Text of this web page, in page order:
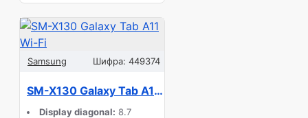
Samsung Шифра: 449374
SM-X130 Galaxy Tab A11 Wi-Fi
Display diagonal: 8.7